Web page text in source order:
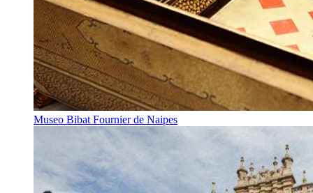
Museo Bibat Fournier de Naipes